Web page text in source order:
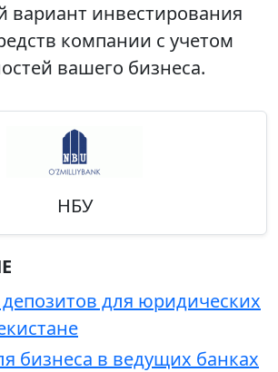
вариант инвестирования
компании с учетом
вашего бизнеса.
НБУ
для юридических
бизнеса в ведущих банках